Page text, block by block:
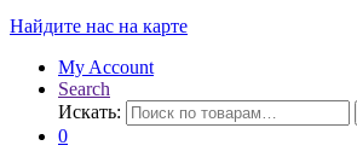
Найдите нас на карте
My Account
Search
Искать:
0